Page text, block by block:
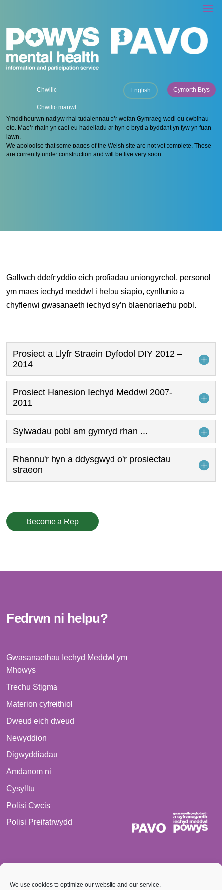
We use cookies to optimize our website and our service.
Chwilio manwl
English Cymorth Brys
Ymddiheurwn nad yw rhai tudalennau o’r wefan Gymraeg wedi eu cwblhau
eto. Mae’r rhain yn cael eu hadeiladu ar hyn o bryd a byddant yn fyw yn fuan
iawn.
We apologise that some pages of the Welsh site are not yet complete. These
are currently under construction and will be live very soon.
Gallwch ddefnyddio eich profiadau uniongyrchol, personol
ym maes iechyd meddwl i helpu siapio, cynllunio a
chyflenwi gwasanaeth iechyd sy’n blaenoriaethu pobl.
Prosiect a Llyfr Straein Dyfodol DIY 2012 –
2014
Prosiect Hanesion Iechyd Meddwl 2007-
2011
Sylwadau pobl am gymryd rhan ...
Rhannu'r hyn a ddysgwyd o'r prosiectau
straeon
Become a Rep
Fedrwn ni helpu?
Gwasanaethau Iechyd Meddwl ym
Mhowys
Trechu Stigma
Materion cyfreithiol
Dweud eich dweud
Newyddion
Digwyddiadau
Amdanom ni
Cysylltu
Polisi Cwcis
Polisi Preifatrwydd